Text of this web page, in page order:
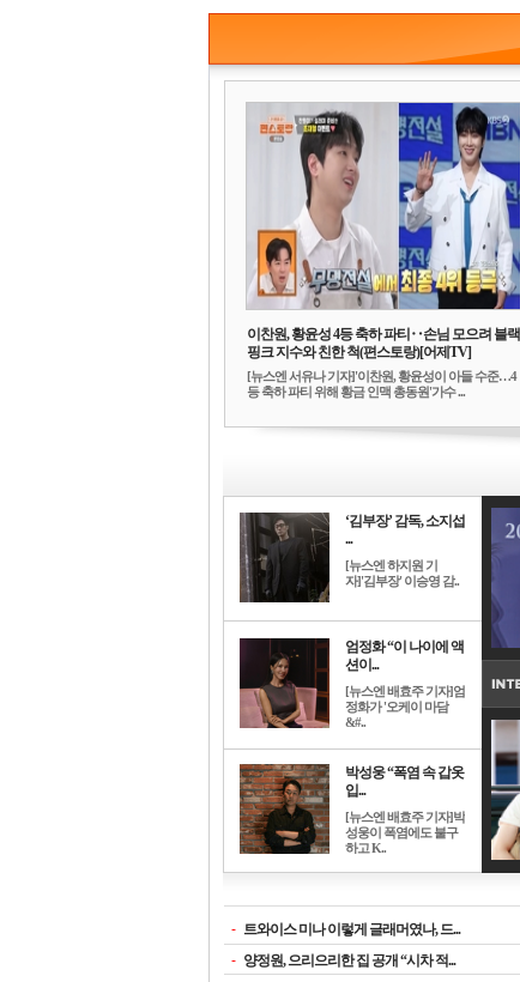
이찬원, 황윤성 4등 축하 파티‥손님 모으려 블랙
핑크 지수와 친한 척(편스토랑)[어제TV]
[뉴스엔 서유나 기자]'이찬원, 황윤성이 아들 수준…4
등 축하 파티 위해 황금 인맥 총동원'가수 ...
‘김부장’ 감독, 소지섭
...
[뉴스엔 하지원 기
자]'김부장' 이승영 감..
엄정화 “이 나이에 액
션이...
[뉴스엔 배효주 기자]엄
정화가 '오케이 마담
&#..
박성웅 “폭염 속 갑옷
입...
[뉴스엔 배효주 기자]박
성웅이 폭염에도 불구
하고 K..
- 트와이스 미나 이렇게 글래머였나, 드...
- 양정원, 으리으리한 집 공개 “시차 적...